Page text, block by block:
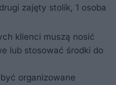
zajęty stolik, 1 osoba
klienci muszą nosić
lub stosować środki do
organizowane